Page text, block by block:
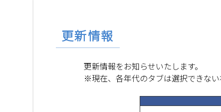
更新情報
更新情報をお知らせいたします。
※現在、各年代のタブは選択できない